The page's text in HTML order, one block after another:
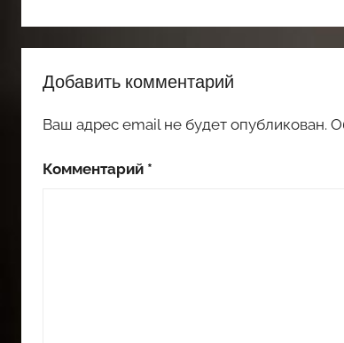
Добавить комментарий
Ваш адрес email не будет опубликован.
Комментарий *